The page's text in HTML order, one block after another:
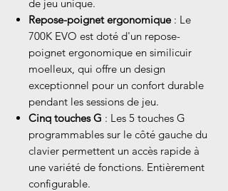
de jeu unique.
Repose-poignet ergonomique: Le
700K EVO est doté d'un repose-
poignet ergonomique en similicuir
moelleux, qui offre un design
exceptionnel pour un confort durable
pendant les sessions de jeu.
Cinq touches G : Les 5 touches G
programmables sur le côté gauche du
clavier permettent un accès rapide à
une variété de fonctions. Entièrement
configurable.